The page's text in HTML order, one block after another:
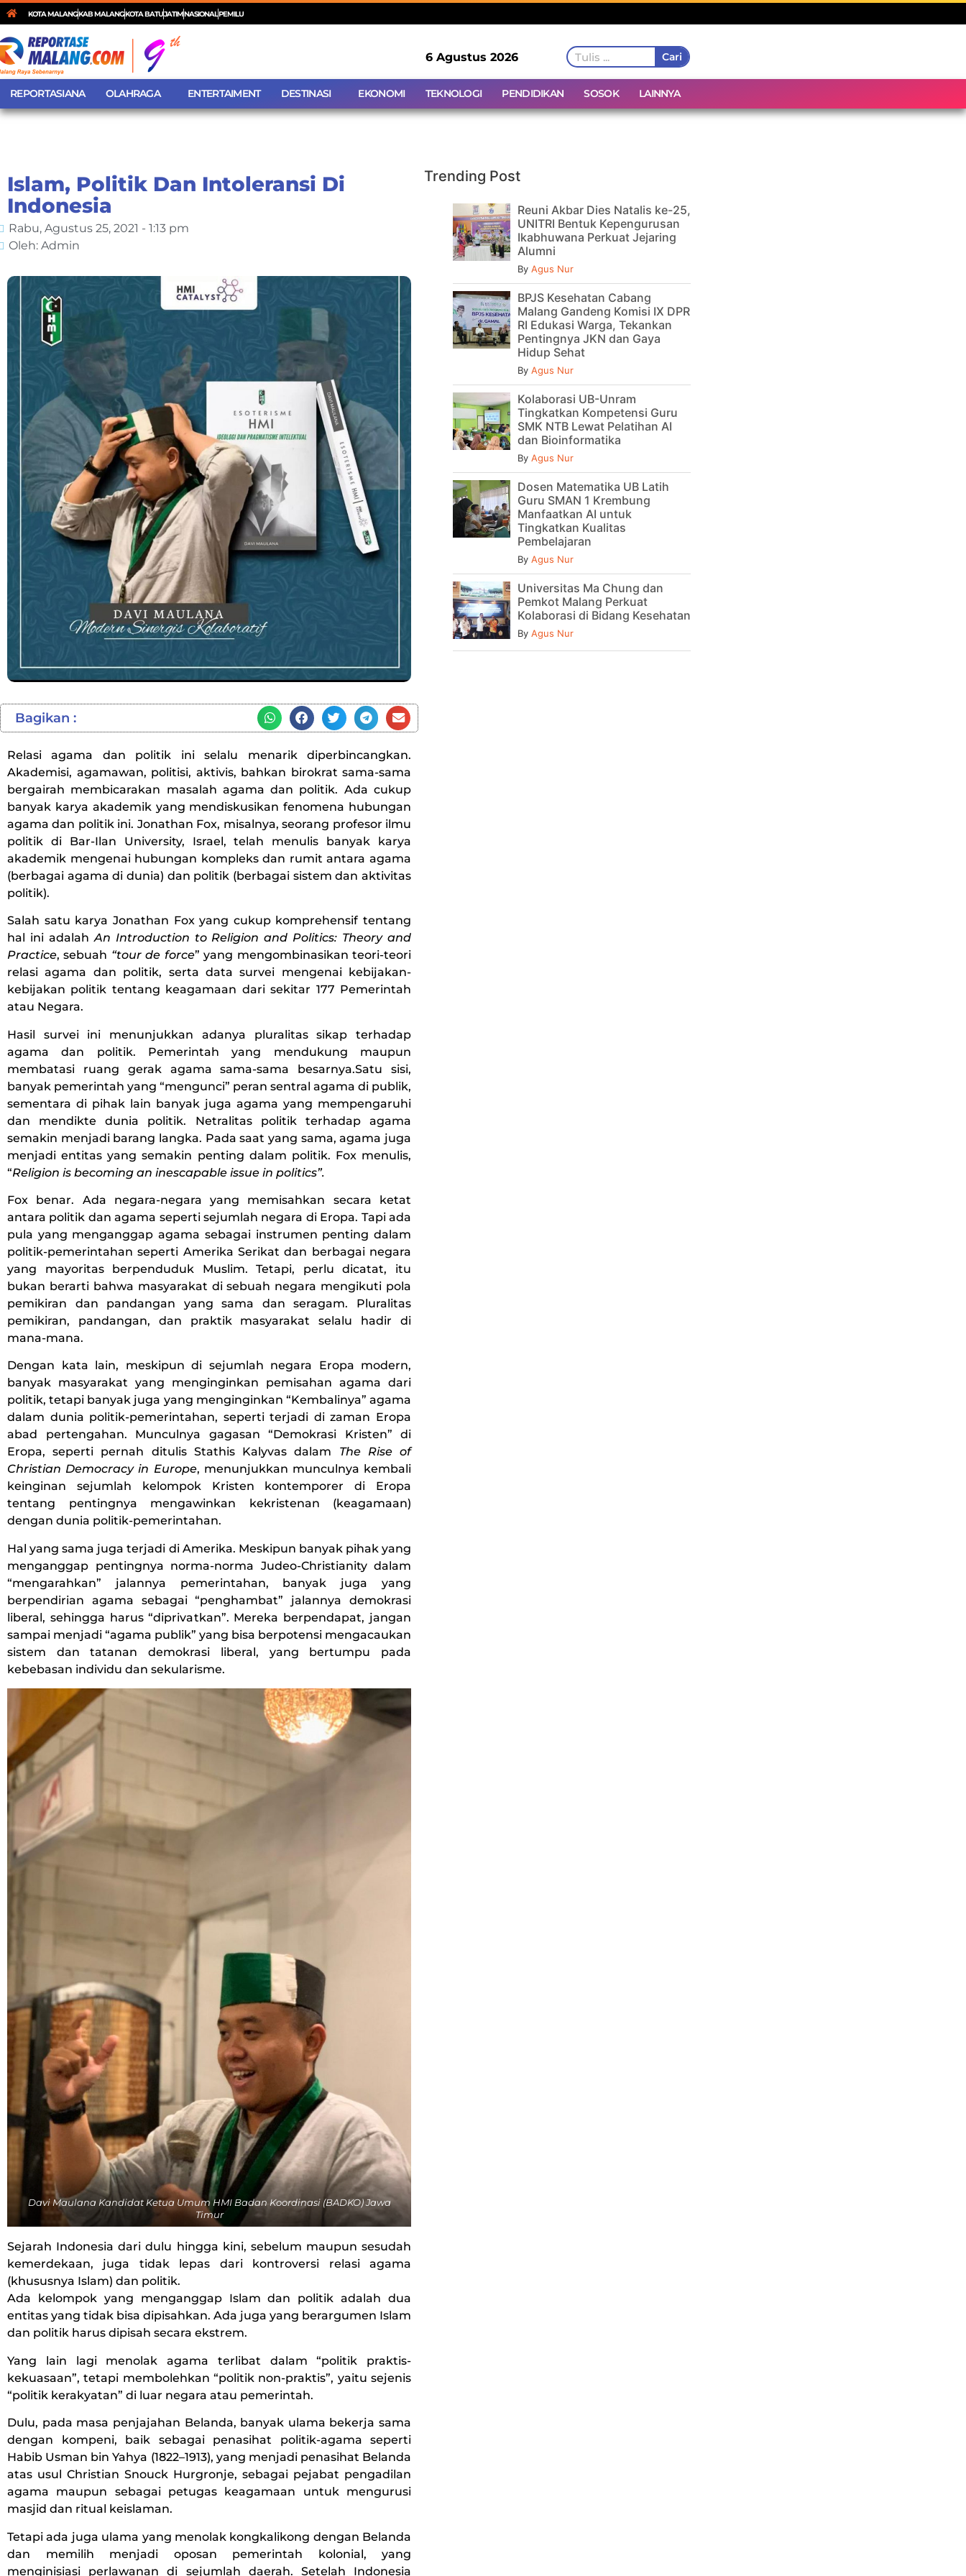
KOTA MALANGKAB MALANGKOTA BATUJATIMNASIONALPEMILU
6 Agustus 2026 Cari
REPORTASIANA OLAHRAGA ENTERTAIMENT DESTINASI EKONOMI TEKNOLOGI PENDIDIKAN SOSOK LAINNYA
Islam, Politik Dan Intoleransi Di
Indonesia
Rabu, Agustus 25, 2021 - 1:13 pm
Oleh: Admin
Bagikan :
Relasi agama dan politik ini selalu menarik diperbincangkan.
Akademisi, agamawan, politisi, aktivis, bahkan birokrat sama-sama
bergairah membicarakan masalah agama dan politik. Ada cukup
banyak karya akademik yang mendiskusikan fenomena hubungan
agama dan politik ini. Jonathan Fox, misalnya, seorang profesor ilmu
politik di Bar-Ilan University, Israel, telah menulis banyak karya
akademik mengenai hubungan kompleks dan rumit antara agama
(berbagai agama di dunia) dan politik (berbagai sistem dan aktivitas
politik).
Salah satu karya Jonathan Fox yang cukup komprehensif tentang
hal ini adalahAn Introduction to Religion and Politics: Theory and
Practice, sebuah “tour de force” yang mengombinasikan teori-teori
relasi agama dan politik, serta data survei mengenai kebijakan-
kebijakan politik tentang keagamaan dari sekitar 177 Pemerintah
atau Negara.
Hasil survei ini menunjukkan adanya pluralitas sikap terhadap
agama dan politik. Pemerintah yang mendukung maupun
membatasi ruang gerak agama sama-sama besarnya.Satu sisi,
banyak pemerintah yang “mengunci” peran sentral agama di publik,
sementara di pihak lain banyak juga agama yang mempengaruhi
dan mendikte dunia politik. Netralitas politik terhadap agama
semakin menjadi barang langka. Pada saat yang sama, agama juga
menjadi entitas yang semakin penting dalam politik. Fox menulis,
“Religion is becoming an inescapable issue in politics”.
Fox benar. Ada negara-negara yang memisahkan secara ketat
antara politik dan agama seperti sejumlah negara di Eropa. Tapi ada
pula yang menganggap agama sebagai instrumen penting dalam
politik-pemerintahan seperti Amerika Serikat dan berbagai negara
yang mayoritas berpenduduk Muslim. Tetapi, perlu dicatat, itu
bukan berarti bahwa masyarakat di sebuah negara mengikuti pola
pemikiran dan pandangan yang sama dan seragam. Pluralitas
pemikiran, pandangan, dan praktik masyarakat selalu hadir di
mana-mana.
Dengan kata lain, meskipun di sejumlah negara Eropa modern,
banyak masyarakat yang menginginkan pemisahan agama dari
politik, tetapi banyak juga yang menginginkan “Kembalinya” agama
dalam dunia politik-pemerintahan, seperti terjadi di zaman Eropa
abad pertengahan. Munculnya gagasan “Demokrasi Kristen” di
Eropa, seperti pernah ditulis Stathis Kalyvas dalam The Rise of
Christian Democracy in Europe, menunjukkan munculnya kembali
keinginan sejumlah kelompok Kristen kontemporer di Eropa
tentang pentingnya mengawinkan kekristenan (keagamaan)
dengan dunia politik-pemerintahan.
Hal yang sama juga terjadi di Amerika. Meskipun banyak pihak yang
menganggap pentingnya norma-norma Judeo-Christianity dalam
“mengarahkan” jalannya pemerintahan, banyak juga yang
berpendirian agama sebagai “penghambat” jalannya demokrasi
liberal, sehingga harus “diprivatkan”. Mereka berpendapat, jangan
sampai menjadi “agama publik” yang bisa berpotensi mengacaukan
sistem dan tatanan demokrasi liberal, yang bertumpu pada
kebebasan individu dan sekularisme.
Davi Maulana Kandidat Ketua Umum HMI Badan Koordinasi (BADKO) Jawa
Timur
Sejarah Indonesia dari dulu hingga kini, sebelum maupun sesudah
kemerdekaan, juga tidak lepas dari kontroversi relasi agama
(khususnya Islam) dan politik.
Ada kelompok yang menganggap Islam dan politik adalah dua
entitas yang tidak bisa dipisahkan. Ada juga yang berargumen Islam
dan politik harus dipisah secara ekstrem.
Yang lain lagi menolak agama terlibat dalam “politik praktis-
kekuasaan”, tetapi membolehkan “politik non-praktis”, yaitu sejenis
“politik kerakyatan” di luar negara atau pemerintah.
Dulu, pada masa penjajahan Belanda, banyak ulama bekerja sama
dengan kompeni, baik sebagai penasihat politik-agama seperti
Habib Usman bin Yahya (1822–1913), yang menjadi penasihat Belanda
atas usul Christian Snouck Hurgronje, sebagai pejabat pengadilan
agama maupun sebagai petugas keagamaan untuk mengurusi
masjid dan ritual keislaman.
Tetapi ada juga ulama yang menolak kongkalikong dengan Belanda
dan memilih menjadi oposan pemerintah kolonial, yang
menginisiasi perlawanan di sejumlah daerah. Setelah Indonesia
Trending Post
Reuni Akbar Dies Natalis ke-25,
UNITRI Bentuk Kepengurusan
Ikabhuwana Perkuat Jejaring
Alumni
By Agus Nur
BPJS Kesehatan Cabang
Malang Gandeng Komisi IX DPR
RI Edukasi Warga, Tekankan
Pentingnya JKN dan Gaya
Hidup Sehat
By Agus Nur
Kolaborasi UB-Unram
Tingkatkan Kompetensi Guru
SMK NTB Lewat Pelatihan AI
dan Bioinformatika
By Agus Nur
Dosen Matematika UB Latih
Guru SMAN 1 Krembung
Manfaatkan AI untuk
Tingkatkan Kualitas
Pembelajaran
By Agus Nur
Universitas Ma Chung dan
Pemkot Malang Perkuat
Kolaborasi di Bidang Kesehatan
By Agus Nur